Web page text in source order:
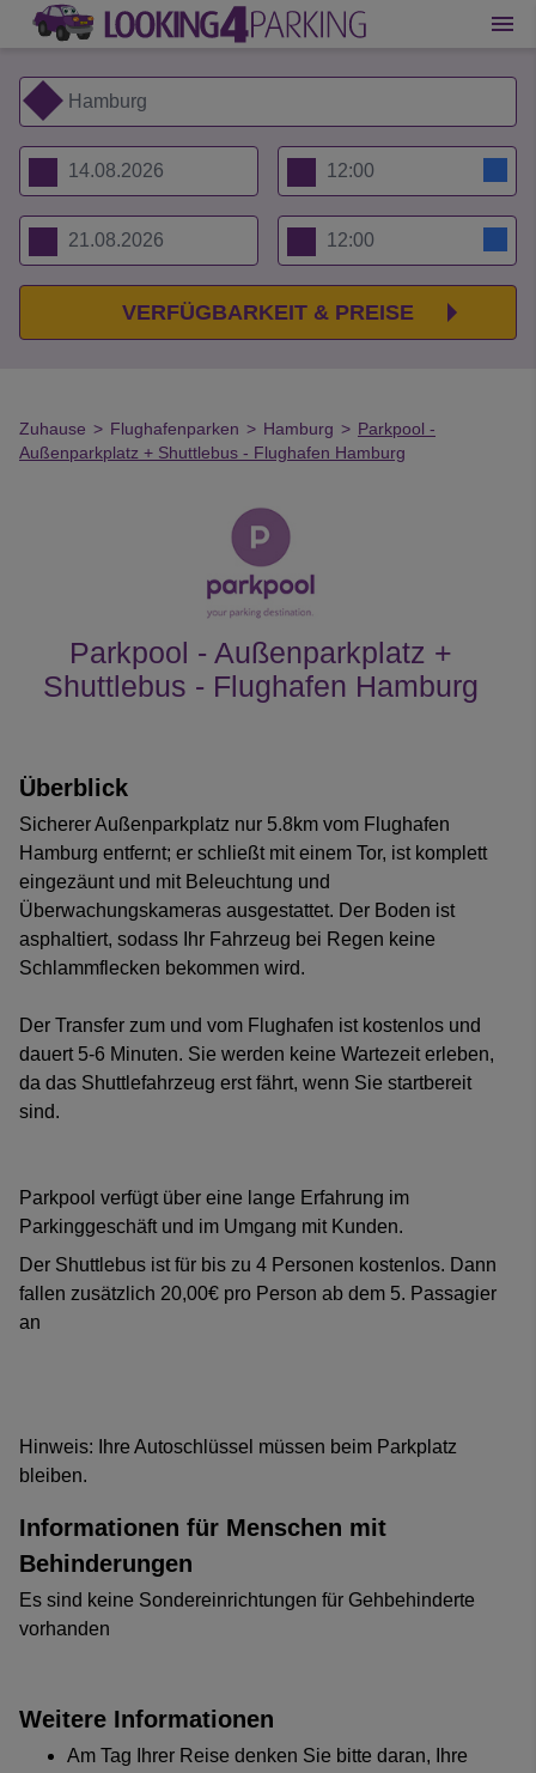
Zuhause > Flughafenparken > Hamburg > Parkpool -
Außenparkplatz + Shuttlebus - Flughafen Hamburg
Parkpool - Außenparkplatz +
Shuttlebus - Flughafen Hamburg
Überblick
Sicherer Außenparkplatz nur 5.8km vom Flughafen
Hamburg entfernt; er schließt mit einem Tor, ist komplett
eingezäunt und mit Beleuchtung und
Überwachungskameras ausgestattet. Der Boden ist
asphaltiert, sodass Ihr Fahrzeug bei Regen keine
Schlammflecken bekommen wird.
Der Transfer zum und vom Flughafen ist kostenlos und
dauert 5-6 Minuten. Sie werden keine Wartezeit erleben,
da das Shuttlefahrzeug erst fährt, wenn Sie startbereit
sind.
Parkpool verfügt über eine lange Erfahrung im
Parkinggeschäft und im Umgang mit Kunden.
Der Shuttlebus ist für bis zu 4 Personen kostenlos. Dann
fallen zusätzlich 20,00€ pro Person ab dem 5. Passagier
an
Hinweis: Ihre Autoschlüssel müssen beim Parkplatz
bleiben.
Informationen für Menschen mit
Behinderungen
Es sind keine Sondereinrichtungen für Gehbehinderte
vorhanden
Weitere Informationen
Am Tag Ihrer Reise denken Sie bitte daran, Ihre
VERFÜGBARKEIT & PREISE